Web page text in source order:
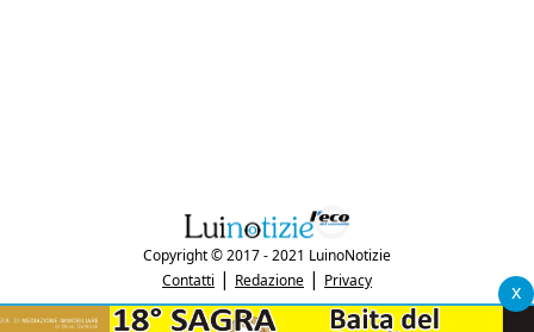
x
Copyright © 2017 - 2021 LuinoNotizie
Contatti | Redazione | Privacy
"Luinonotizie.it è una testata giornalistica iscritta al Registro Stampa del